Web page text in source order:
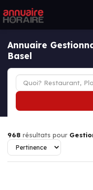
Annuaire
Basel
968 résultats pour